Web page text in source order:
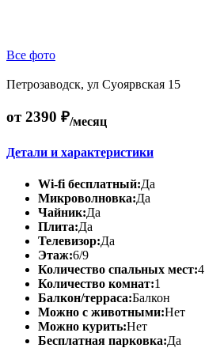
Все фото
Петрозаводск, ул Суоярвская 15
от 2390 ₽/месяц
Детали и характеристики
Wi-fi бесплатный:Да
Микроволновка:Да
Чайник:Да
Плита:Да
Телевизор:Да
Этаж:6/9
Количество спальных мест:4
Количество комнат:1
Балкон/терраса:Балкон
Можно с животными:Нет
Можно курить:Нет
Бесплатная парковка:Да